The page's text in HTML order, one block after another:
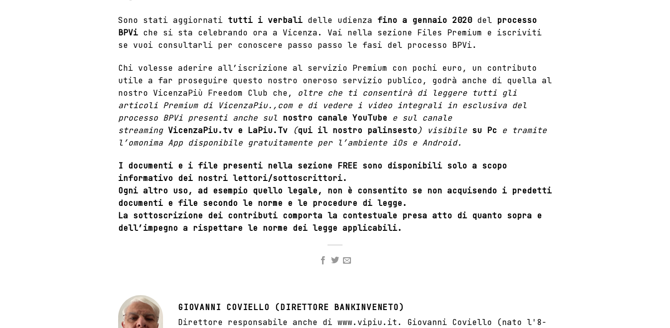
Sono stati aggiornati tutti i verbali delle udienza fino a gennaio 2020 del processo
BPVi che si sta celebrando ora a Vicenza. Vai nella sezione Files Premium e iscriviti
se vuoi consultarli per conoscere passo passo le fasi del processo BPVi.
Chi volesse aderire all’iscrizione al servizio Premium con pochi euro, un contributo
utile a far proseguire questo nostro oneroso servizio publico, godrà anche di quella al
nostro VicenzaPiù Freedom Club che, oltre che ti consentirà di leggere tutti gli
articoli Premium di VicenzaPiu.,com e di vedere i video integrali in esclusiva del
processo BPVi presenti anche sul nostro canale YouTube e sul canale
streaming VicenzaPiu.tv e LaPiu.Tv (qui il nostro palinsesto) visibile su Pc
e tramite
l’omonima App disponibile gratuitamente per l’ambiente iOs e Android.
I documenti e i file presenti nella sezione FREE sono disponibili solo a scopo
informativo dei nostri lettori/sottoscrittori.
Ogni altro uso, ad esempio quello legale, non è consentito se non acquisendo i predetti
documenti e file secondo le norme e le procedure di legge.
La sottoscrizione dei contributi comporta la contestuale presa atto di quanto sopra e
dell’impegno a rispettare le norme dei legge applicabili.
GIOVANNI COVIELLO (DIRETTORE BANKINVENETO)
Direttore responsabile anche di www.vipiu.it. Giovanni Coviello (nato l'8-